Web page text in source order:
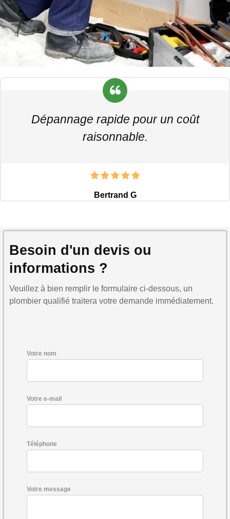
Dépannage rapide pour un coût
raisonnable.
Bertrand G
Besoin d'un devis ou
informations ?
Veuillez à bien remplir le formulaire ci-dessous, un
plombier qualifié traitera votre demande immédiatement.
Votre nom
Votre e-mail
Téléphone
Votre message